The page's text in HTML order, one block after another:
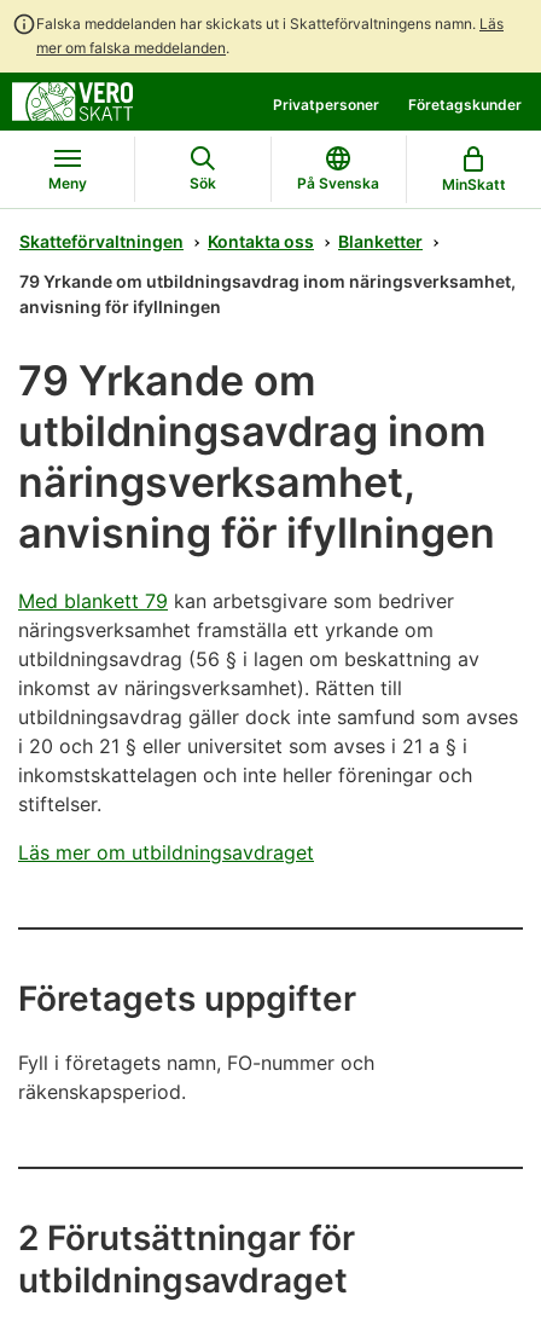
Falska meddelanden har skickats ut i Skatteförvaltningens namn. Läs
mer om falska meddelanden.
direkt
till
innehållet
till
hela
webbplatsens
sökning
Privatpersoner Företagskunder
Meny Sök På Svenska MinSkatt
Skatteförvaltningen Kontakta oss
Blanketter
79 Yrkande om utbildningsavdrag inom näringsverksamhet,
anvisning för ifyllningen
79 Yrkande om
utbildningsavdrag inom
näringsverksamhet,
anvisning för ifyllningen
Med blankett 79 kan arbetsgivare som bedriver
näringsverksamhet framställa ett yrkande om
utbildningsavdrag (56 § i lagen om beskattning av
inkomst av näringsverksamhet). Rätten till
utbildningsavdrag gäller dock inte samfund som avses
i 20 och 21 § eller universitet som avses i 21 a § i
inkomstskattelagen och inte heller föreningar och
stiftelser.
Läs mer om utbildningsavdraget
Företagets uppgifter
Fyll i företagets namn, FO-nummer och
räkenskapsperiod.
2 Förutsättningar för
utbildningsavdraget